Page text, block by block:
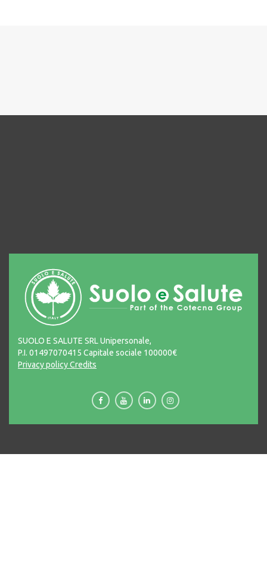
SUOLO E SALUTE SRL Unipersonale,
P.I. 01497070415 Capitale sociale 100000€
Privacy policyCredits